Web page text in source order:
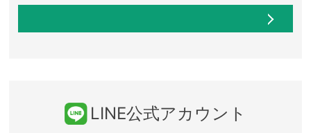
LINE公式アカウント